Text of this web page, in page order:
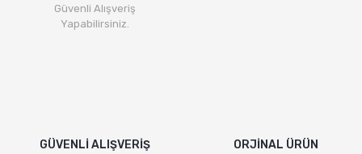
Güvenli Alışveriş
Yapabilirsiniz.
GÜVENLİ ALIŞVERİŞ
ORJİNAL ÜRÜN